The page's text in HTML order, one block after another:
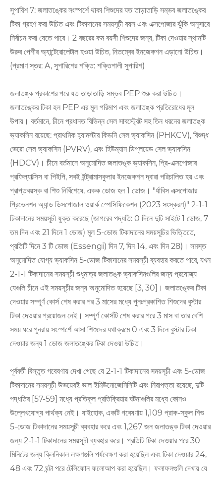
সুপারিশ 7: জলাতঙ্কের সংস্পর্শে থাকা শিশুদের যত তাড়াতাড়ি সম্ভব জলাতঙ্কের
টিকা গ্রহণ করা উচিত এবং টিকাদানের সময়সূচী বয়স এবং এক্সপোজার ঝুঁকি অনুসারে
নির্বাচন করা যেতে পারে। 2 বছরের কম বয়সী শিশুদের জন্য, টিকা দেওয়ার স্থানটি
উরুর পেশীর অ্যান্টেরোলেটাল হওয়া উচিত, নিতম্বের ইনজেকশন এড়ানো উচিত।
(প্রমাণ স্তর: A, সুপারিশের শক্তি: শক্তিশালী সুপারিশ)
জলাতঙ্ক প্রকাশের পরে যত তাড়াতাড়ি সম্ভব PEP শুরু করা উচিত।
জলাতঙ্কের টিকা হল PEP এর মূল পরিমাপ এবং জলাতঙ্ক প্রতিরোধের মূল
উপায়। বর্তমানে, চীনে প্রধানত বিভিন্ন সেল সাবস্ট্রেট সহ তিন ধরনের জলাতঙ্ক
ভ্যাকসিন রয়েছে: প্রাথমিক হ্যামস্টার কিডনি সেল ভ্যাকসিন (PHKCV), বিশুদ্ধ
ভেরো সেল ভ্যাকসিন (PVRV), এবং হিউম্যান ডিপ্লয়েড সেল ভ্যাকসিন
(HDCV)। চীনে বর্তমানে অনুমোদিত জলাতঙ্ক ভ্যাকসিন, প্রি-এক্সপোজার
প্রফিল্যাক্সিস বা পিইপি, সবই ইন্ট্রামাসকুলার ইনজেকশন দ্বারা পরিচালিত হয় এবং
প্রাপ্তবয়স্ক বা শিশু নির্বিশেষে, একক ডোজ হল 1 ডোজ। "র্যাবিস এক্সপোজার
প্রিভেনশন অ্যান্ড ডিসপোজাল ওয়ার্ক স্পেসিফিকেশন (2023 সংস্করণ)" 2-1-1
টিকাদানের সময়সূচী যুক্ত করেছে (জাগরেব পদ্ধতি: 0 দিনে দুটি সাইটে 1 ডোজ, 7
তম দিন এবং 21 দিনে 1 ডোজ) মূল 5-ডোজ টিকাদানের সময়সূচির ভিত্তিতে,
প্রতিটি দিনে 3 টি ডোজ (Essengi) দিন 7, দিন 14, এবং দিন 28)। সমস্ত
অনুমোদিত যোগ্য ভ্যাকসিন 5-ডোজ টিকাদানের সময়সূচী ব্যবহার করতে পারে, যখন
2-1-1 টিকাদানের সময়সূচী শুধুমাত্র জলাতঙ্ক ভ্যাকসিনগুলির জন্য প্রযোজ্য
যেগুলি চীনে এই সময়সূচীর জন্য অনুমোদিত হয়েছে [3, 30]। জলাতঙ্কের টিকা
দেওয়ার সম্পূর্ণ কোর্স শেষ করার পর 3 মাসের মধ্যে পুনঃপ্রকাশিত শিশুদের বুস্টার
টিকা দেওয়ার প্রয়োজন নেই। সম্পূর্ণ কোর্সটি শেষ করার পরে 3 মাস বা তার বেশি
সময় ধরে পুনরায় সংস্পর্শে আসা শিশুদের যথাক্রমে 0 এবং 3 দিনে বুস্টার টিকা
দেওয়ার জন্য 1 ডোজ জলাতঙ্কের টিকা দেওয়া উচিত।
পূর্ববর্তী বিস্তৃত গবেষণায় দেখা গেছে যে 2-1-1 টিকাদানের সময়সূচী এবং 5-ডোজ
টিকাদানের সময়সূচী উভয়েরই ভাল ইমিউনোজেনিসিটি এবং নিরাপত্তা রয়েছে, দুটি
পদ্ধতির [57-59] মধ্যে প্রতিকূল প্রতিক্রিয়ার ঘটনাগুলির মধ্যে কোনও
উল্লেখযোগ্য পার্থক্য নেই। যাইহোক, একটি গবেষণায় 1,109 প্রাক-স্কুল শিশু
5-ডোজ টিকাদানের সময়সূচী ব্যবহার করে এবং 1,267 জন জলাতঙ্ক টিকা দেওয়ার
জন্য 2-1-1 টিকাদানের সময়সূচী ব্যবহার করে। প্রতিটি টিকা দেওয়ার পরে 30
মিনিটের জন্য ক্লিনিকাল লক্ষণগুলি পর্যবেক্ষণ করা হয়েছিল এবং টিকা দেওয়ার 24,
48 এবং 72 ঘন্টা পরে টেলিফোন ফলোআপ করা হয়েছিল। ফলাফলগুলি দেখায় যে